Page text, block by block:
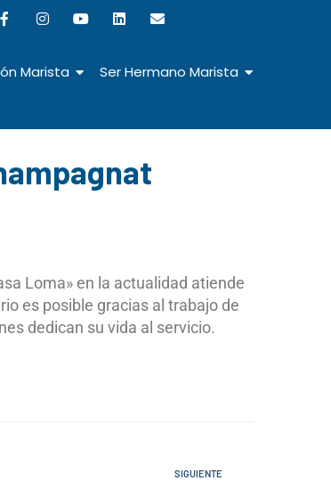
Marista
Ser Hermano Marista
Loma» en la actualidad atiende
es posible gracias al trabajo de
dedican su vida al servicio.
SIGUIENTE